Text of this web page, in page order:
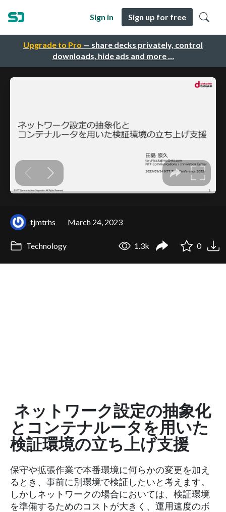
Upgrade to Pro — share decks privately, control
downloads, hide ads and more …
Sign in Sign up for free
tjmtrhs March 24, 2023
Technology 1.3k 0
ネットワーク設定の抽象化
とコンテナルータを用いた
検証環境の立ち上げ支援
保守や拡張作業で本番環境に何らかの変更を加え
るとき、事前に別環境で検証したいと考えます。
しかしネットワークの場合においては、検証環境
を準備するためのコストが大きく、運用速度のボ